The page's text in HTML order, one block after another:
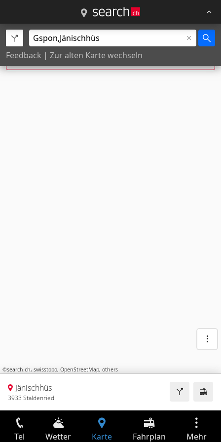
Feedback | Zur alten Karte wechseln
Jänischhüs, Gspon wurde zuJänischhüs,
Staldenriedkorrigiert.
©search.ch, swisstopo, OpenStreetMap, others
Jänischhüs
3933 Staldenried
Tel Wetter Karte Fahrplan Mehr